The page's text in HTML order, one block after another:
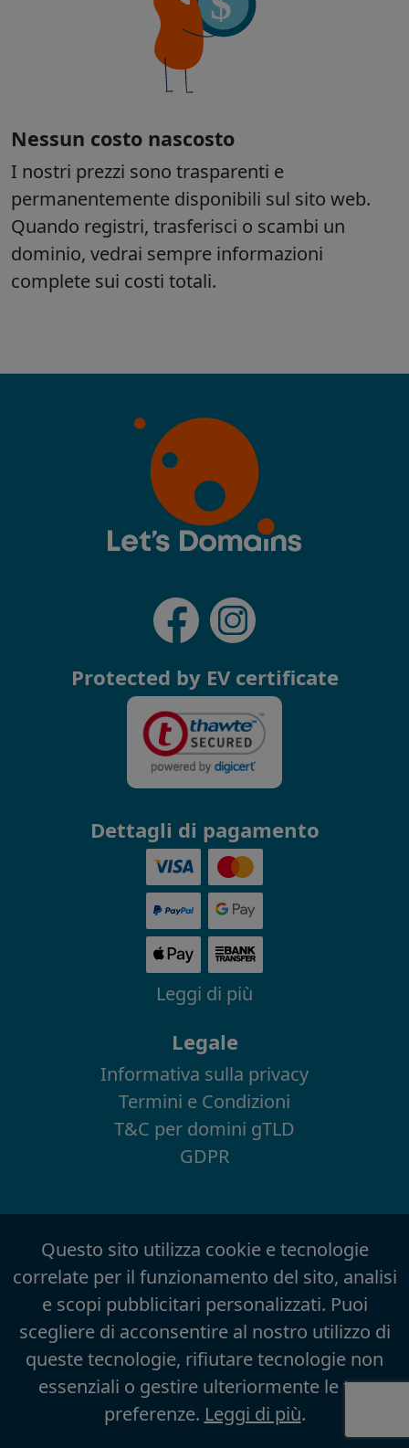
Protected by EV certificate
Dettagli di pagamento
Leggi di più
Legale
Informativa sulla privacy
Termini e Condizioni
T&C per domini gTLD
GDPR
Questo sito utilizza cookie e tecnologie
correlate per il funzionamento del sito, analisi
e scopi pubblicitari personalizzati. Puoi
scegliere di acconsentire al nostro utilizzo di
queste tecnologie, rifiutare tecnologie non
essenziali o gestire ulteriormente le tue
preferenze. Leggi di più.